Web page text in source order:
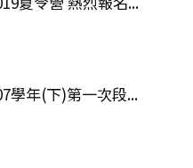
學年(下)第一次段...